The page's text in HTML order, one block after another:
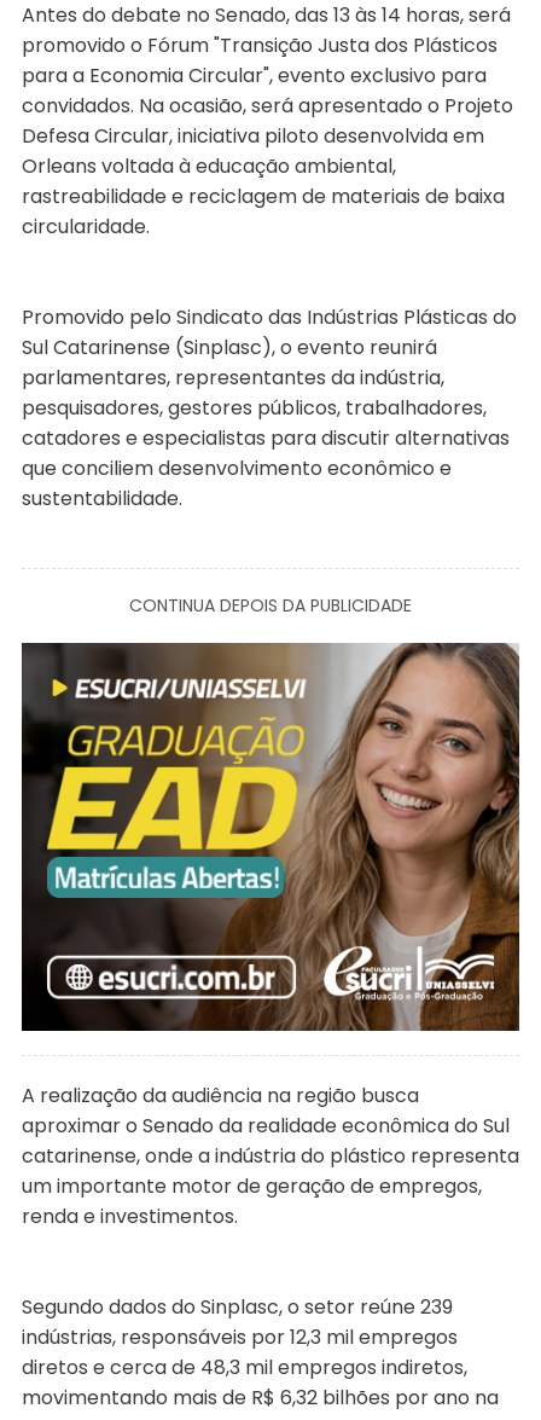
Antes do debate no Senado, das 13 às 14 horas, será
promovido o Fórum "Transição Justa dos Plásticos
para a Economia Circular", evento exclusivo para
convidados. Na ocasião, será apresentado o Projeto
Defesa Circular, iniciativa piloto desenvolvida em
Orleans voltada à educação ambiental,
rastreabilidade e reciclagem de materiais de baixa
circularidade.
Promovido pelo Sindicato das Indústrias Plásticas do
Sul Catarinense (Sinplasc), o evento reunirá
parlamentares, representantes da indústria,
pesquisadores, gestores públicos, trabalhadores,
catadores e especialistas para discutir alternativas
que conciliem desenvolvimento econômico e
sustentabilidade.
CONTINUA DEPOIS DA PUBLICIDADE
A realização da audiência na região busca
aproximar o Senado da realidade econômica do Sul
catarinense, onde a indústria do plástico representa
um importante motor de geração de empregos,
renda e investimentos.
Segundo dados do Sinplasc, o setor reúne 239
indústrias, responsáveis por 12,3 mil empregos
diretos e cerca de 48,3 mil empregos indiretos,
movimentando mais de R$ 6,32 bilhões por ano na